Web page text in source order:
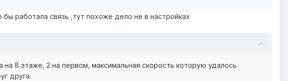
работала связь ,тут похоже дело не в настройках
на 8 этаже, 2 на первом, максимальная скорость которую удалось
друга.